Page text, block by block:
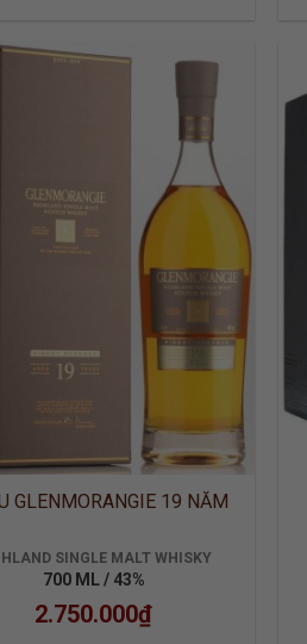
ADD TO
WISHLIST
GLENMORANGIE 19 NĂM
SINGLE MALT WHISKY
700 ML / 43%
2.750.000₫